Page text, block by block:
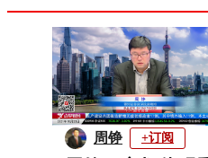
周铮 +订阅